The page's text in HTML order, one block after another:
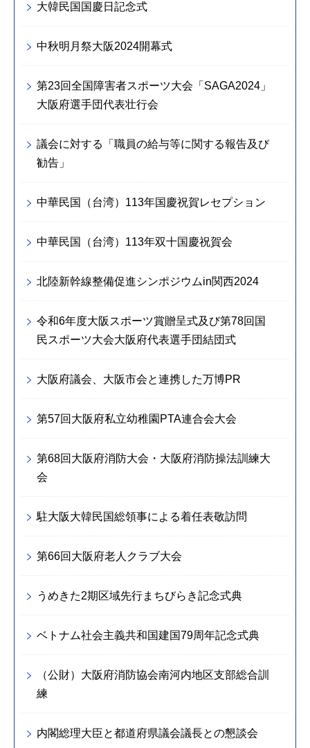
大韓民国国慶日記念式
中秋明月祭大阪2024開幕式
第23回全国障害者スポーツ大会「SAGA2024」
大阪府選手団代表壮行会
議会に対する「職員の給与等に関する報告及び
勧告」
中華民国（台湾）113年国慶祝賀レセプション
中華民国（台湾）113年双十国慶祝賀会
北陸新幹線整備促進シンポジウムin関西2024
令和6年度大阪スポーツ賞贈呈式及び第78回国
民スポーツ大会大阪府代表選手団結団式
大阪府議会、大阪市会と連携した万博PR
第57回大阪府私立幼稚園PTA連合会大会
第68回大阪府消防大会・大阪府消防操法訓練大
会
駐大阪大韓民国総領事による着任表敬訪問
第66回大阪府老人クラブ大会
うめきた2期区域先行まちびらき記念式典
ベトナム社会主義共和国建国79周年記念式典
（公財）大阪府消防協会南河内地区支部総合訓
練
内閣総理大臣と都道府県議会議長との懇談会